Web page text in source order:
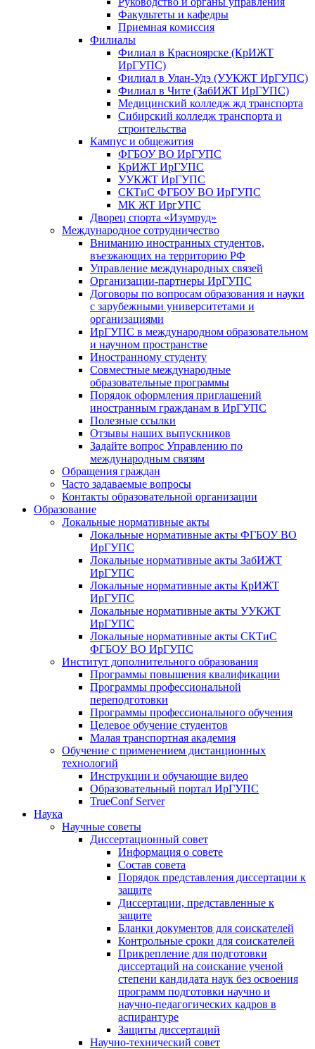
Факультеты и кафедры
Приемная комиссия
Филиалы
Филиал в Красноярске (КрИЖТ
ИрГУПС)
Филиал в Улан-Удэ (УУКЖТ ИрГУПС)
Филиал в Чите (ЗабИЖТ ИрГУПС)
Медицинский колледж жд транспорта
Сибирский колледж транспорта и
строительства
Кампус и общежития
ФГБОУ ВО ИрГУПС
КрИЖТ ИрГУПС
УУКЖТ ИрГУПС
СКТиС ФГБОУ ВО ИрГУПС
МК ЖТ ИргУПС
Дворец спорта «Изумруд»
Международное сотрудничество
Вниманию иностранных студентов,
въезжающих на территорию РФ
Управление международных связей
Организации-партнеры ИрГУПС
Договоры по вопросам образования и науки
с зарубежными университетами и
организациями
ИрГУПС в международном образовательном
и научном пространстве
Иностранному студенту
Совместные международные
образовательные программы
Порядок оформления приглашений
иностранным гражданам в ИрГУПС
Полезные ссылки
Отзывы наших выпускников
Задайте вопрос Управлению по
международным связям
Обращения граждан
Часто задаваемые вопросы
Контакты образовательной организации
Образование
Локальные нормативные акты
Локальные нормативные акты ФГБОУ ВО
ИрГУПС
Локальные нормативные акты ЗабИЖТ
ИрГУПС
Локальные нормативные акты КрИЖТ
ИрГУПС
Локальные нормативные акты УУКЖТ
ИрГУПС
Локальные нормативные акты СКТиС
ФГБОУ ВО ИрГУПС
Институт дополнительного образования
Программы повышения квалификации
Программы профессиональной
переподготовки
Программы профессионального обучения
Целевое обучение студентов
Малая транспортная академия
Обучение с применением дистанционных
технологий
Инструкции и обучающие видео
Образовательный портал ИрГУПС
TrueConf Server
Наука
Научные советы
Диссертационный совет
Информация о совете
Состав совета
Порядок представления диссертации к
защите
Диссертации, представленные к
защите
Бланки документов для соискателей
Контрольные сроки для соискателей
Прикрепление для подготовки
диссертаций на соискание ученой
степени кандидата наук без освоения
программ подготовки научно и
научно-педагогических кадров в
аспирантуре
Защиты диссертаций
Научно-технический совет